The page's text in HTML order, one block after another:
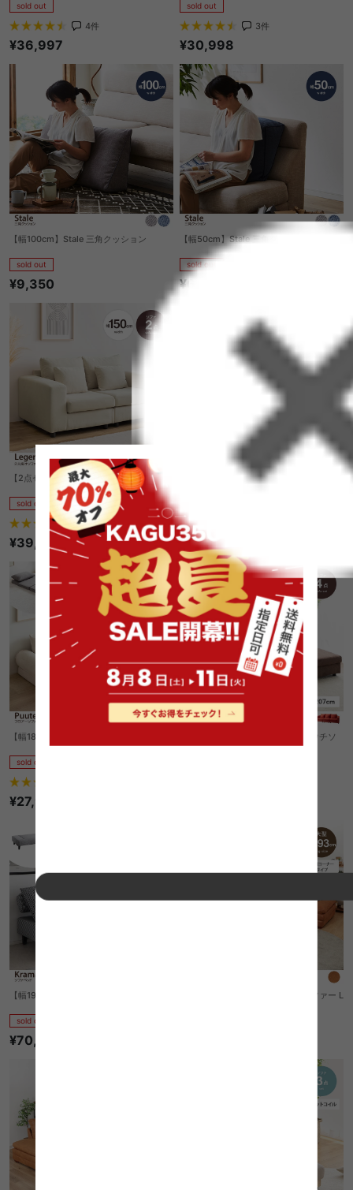
sold out
4件
¥36,997
sold out
3件
¥30,998
【幅100cm】Stale 三角クッション
sold out
¥9,350
【幅50cm】Stale 三角クッション
sold out
¥6,310
【2点セット】Legeno 2人掛けソファ
sold out
5件
¥39,999
【幅85cm】Vacker ソファベッド
¥36,270
【幅180cm】Puuteri フロアーソファ
sold out
¥27,999
【4点セット】Legeno 3人掛けカウチソ
ファ
【幅193cm】Krama ソファベッド
sold out
¥70,910
【幅293cm】Room2 コーナーソファー L